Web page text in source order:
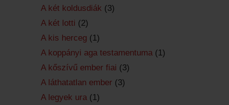
A két koldusdiák (3)
A két lotti (2)
A kis herceg (1)
A koppányi aga testamentuma (1)
A kőszívű ember fiai (3)
A láthatatlan ember (3)
A legyek ura (1)